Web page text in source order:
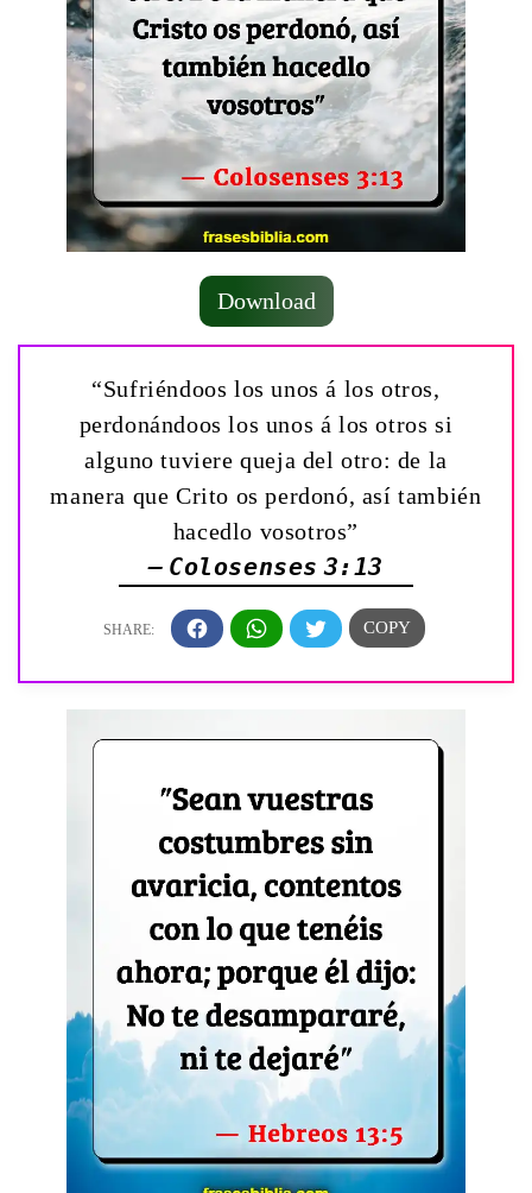
Download
“Sufriéndoos los unos á los otros,
perdonándoos los unos á los otros si
alguno tuviere queja del otro: de la
manera que Crito os perdonó, así también
hacedlo vosotros”
— Colosenses 3:13